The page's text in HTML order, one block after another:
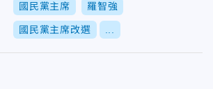
國民黨主席 羅智強
國民黨主席改選